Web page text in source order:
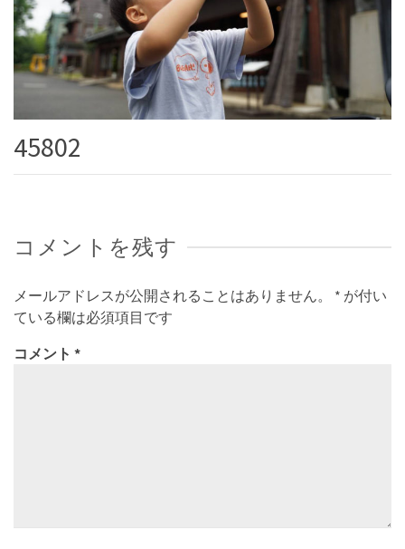
45802
コメントを残す
メールアドレスが公開されることはありません。 * が付い
ている欄は必須項目です
コメント *